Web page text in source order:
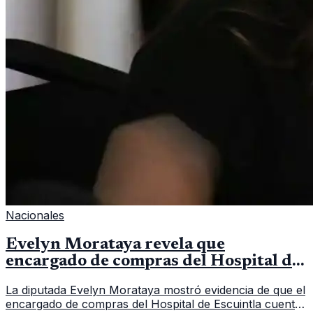
Nacionales
Evelyn Morataya revela que
encargado de compras del Hospital de
La diputada Evelyn Morataya mostró evidencia de que el
encargado de compras del Hospital de Escuintla cuenta